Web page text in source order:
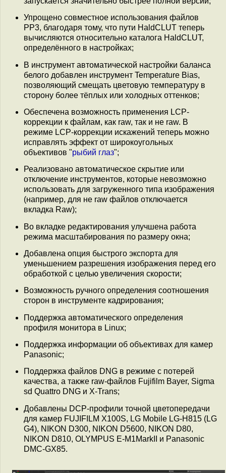
Упрощено совместное использования файлов
PP3, благодаря тому, что пути HaldCLUT теперь
вычисляются относительно каталога HaldCLUT,
определённого в настройках;
В инструмент автоматической настройки баланса
белого добавлен инструмент Temperature Bias,
позволяющий смещать цветовую температуру в
сторону более тёплых или холодных оттенков;
Обеспечена возможность применения LCP-
коррекции к файлам, как raw, так и не raw. В
режиме LCP-коррекции искажений теперь можно
исправлять эффект от широкоугольных
объективов "рыбий глаз";
Реализовано автоматическое скрытие или
отключение инструментов, которые невозможно
использовать для загруженного типа изображения
(например, для не raw файлов отключается
вкладка Raw);
Во вкладке редактирования улучшена работа
режима масштабирования по размеру окна;
Добавлена опция быстрого экспорта для
уменьшением разрешения изображения перед его
обработкой с целью увеличения скорости;
Возможность ручного определения соотношения
сторон в инструменте кадрирования;
Поддержка автоматического определения
профиля монитора в Linux;
Поддержка информации об объективах для камер
Panasonic;
Поддержка файлов DNG в режиме с потерей
качества, а также raw-файлов Fujifilm Bayer, Sigma
sd Quattro DNG и X-Trans;
Добавлены DCP-профили точной цветопередачи
для камер FUJIFILM X100S, LG Mobile LG-H815 (LG
G4), NIKON D300, NIKON D5600, NIKON D80,
NIKON D810, OLYMPUS E-M1MarkII и Panasonic
DMC-GX85.